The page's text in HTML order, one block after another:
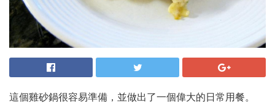
這個雞砂鍋很容易準備，並做出了一個偉大的日常用餐。